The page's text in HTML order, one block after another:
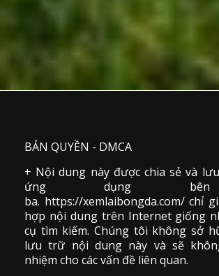
BẢN QUYỀN - DMCA
+ Nội dung này được chia sẻ và
ứng dụng
ba. https://xemlaibongda.com/ chỉ
hợp nội dung trên Internet giống
cụ tìm kiếm. Chúng tôi không sở
lưu trữ nội dung này và sẽ
nhiệm cho các vấn đề liên quan.